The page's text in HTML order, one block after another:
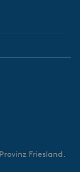
Friesland.